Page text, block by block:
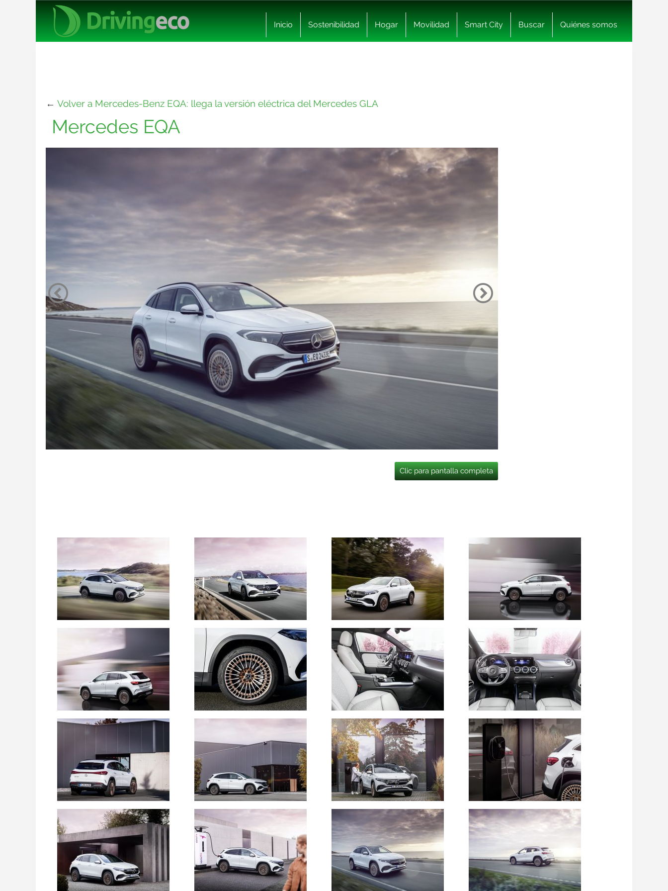
Inicio Sostenibilidad Hogar Movilidad Smart City Buscar Quiénes somos
← Volver a Mercedes-Benz EQA: llega la versión eléctrica del Mercedes GLA
Mercedes EQA
Clic para pantalla completa